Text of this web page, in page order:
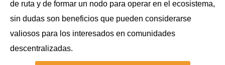
de ruta y de formar un nodo para operar en el ecosistema,
sin dudas son beneficios que pueden considerarse
valiosos para los interesados en comunidades
descentralizadas.